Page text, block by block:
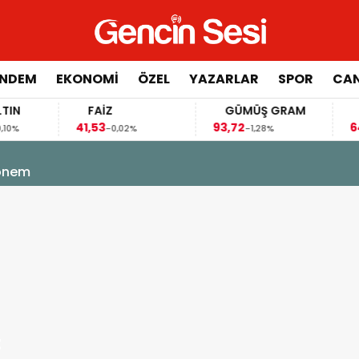
EKONOMİ ÖZEL YAZARLAR SPOR
-0,02%
GÜMÜŞ GRAM
-1,28%
için tarihi fırsat pencereleri açılıyor